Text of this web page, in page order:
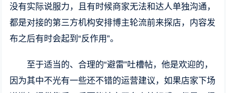
没有实际说服力，且有时候商家无法和达人单独沟通，
都是对接的第三方机构安排博主轮流前来探店，内容发
布之后有时会起到“反作用”。
至于适当的、合理的“避雷”吐槽帖，他是欢迎的，
因为其中不光有一些还不错的运营建议，如果店家下场